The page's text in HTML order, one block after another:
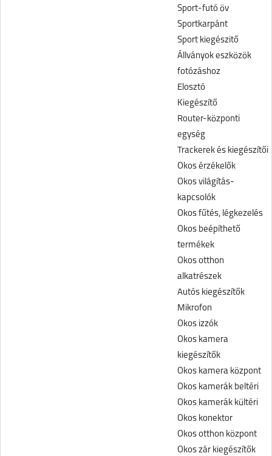
Sport-futó öv
Sportkarpánt
Sport kiegészitő
Állványok eszközök
fotózáshoz
Elosztó
Kiegészítő
Router-központi
egység
Trackerek és kiegészítői
Okos érzékelők
Okos világítás-
kapcsolók
Okos fűtés, légkezelés
Okos beépíthető
termékek
Okos otthon
alkatrészek
Autós kiegészítők
Mikrofon
Okos izzók
Okos kamera
kiegészítők
Okos kamera központ
Okos kamerák beltéri
Okos kamerák kültéri
Okos konektor
Okos otthon központ
Okos zár kiegészítők